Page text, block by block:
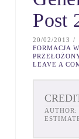
Post
20/02/2013
FORMACJA
LEAVE A
AUTHOR: